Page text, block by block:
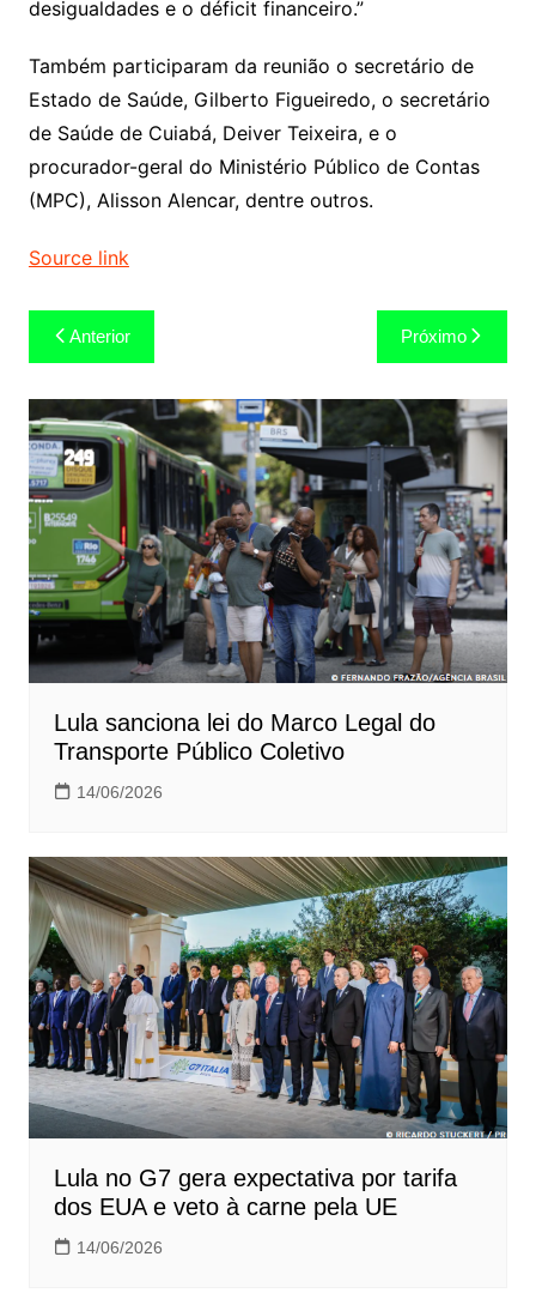
desigualdades e o déficit financeiro.”
Também participaram da reunião o secretário de
Estado de Saúde, Gilberto Figueiredo, o secretário
de Saúde de Cuiabá, Deiver Teixeira, e o
procurador-geral do Ministério Público de Contas
(MPC), Alisson Alencar, dentre outros.
Source link
Navegação
de
Post
Anterior Próximo
Lula sanciona lei do Marco Legal do
Transporte Público Coletivo
14/06/2026
Lula no G7 gera expectativa por tarifa
dos EUA e veto à carne pela UE
14/06/2026